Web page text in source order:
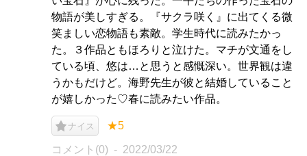
物語が美しすぎる。『サクラ咲く』に出てくる微
笑ましい恋物語も素敵。学生時代に読みたかっ
た。３作品ともほろりと泣けた。マチが文通をし
ている頃、悠は…と思うと感慨深い。世界観は違
うかもだけど。海野先生が彼と結婚していること
が嬉しかった♡春に読みたい作品。
ナイス ★5
コメント(0) 2022/03/22